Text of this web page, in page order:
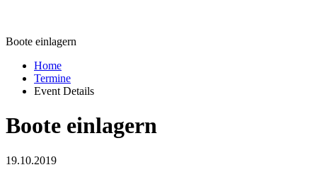
Boote einlagern
Home
Termine
Event Details
Boote einlagern
19.10.2019